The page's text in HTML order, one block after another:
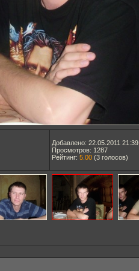
Добавлено: 22.05.2011 21:39
Просмотров: 1287
Рейтинг: 5.00 (3 голосов)